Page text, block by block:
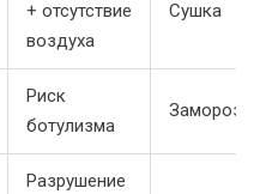
+ отсутствие
воздуха
Сушка
Риск
ботулизма
Разрушение